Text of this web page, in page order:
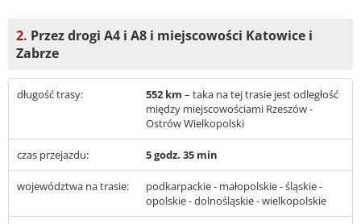
2. Przez drogi A4 i A8 i miejscowości Katowice i
Zabrze
długość trasy: 552 km – taka na tej trasie jest odległość
między miejscowościami Rzeszów -
Ostrów Wielkopolski
czas przejazdu: 5 godz. 35 min
województwa na trasie:
podkarpackie - małopolskie - śląskie -
opolskie - dolnośląskie - wielkopolskie